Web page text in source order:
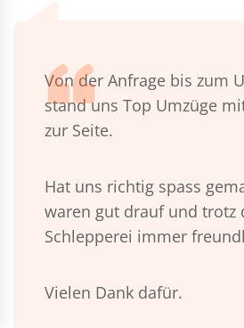
Von der Anfrage bis zum
stand uns Top Umzüge
zur Seite.
Hat uns richtig spass
waren gut drauf und trotz
Schlepperei immer
Vielen Dank dafür.